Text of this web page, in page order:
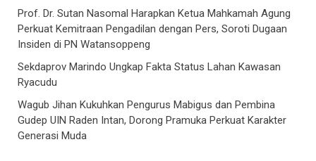
Prof. Dr. Sutan Nasomal Harapkan Ketua Mahkamah Agung
Perkuat Kemitraan Pengadilan dengan Pers, Soroti Dugaan
Insiden di PN Watansoppeng
Sekdaprov Marindo Ungkap Fakta Status Lahan Kawasan
Ryacudu
Wagub Jihan Kukuhkan Pengurus Mabigus dan Pembina
Gudep UIN Raden Intan, Dorong Pramuka Perkuat Karakter
Generasi Muda